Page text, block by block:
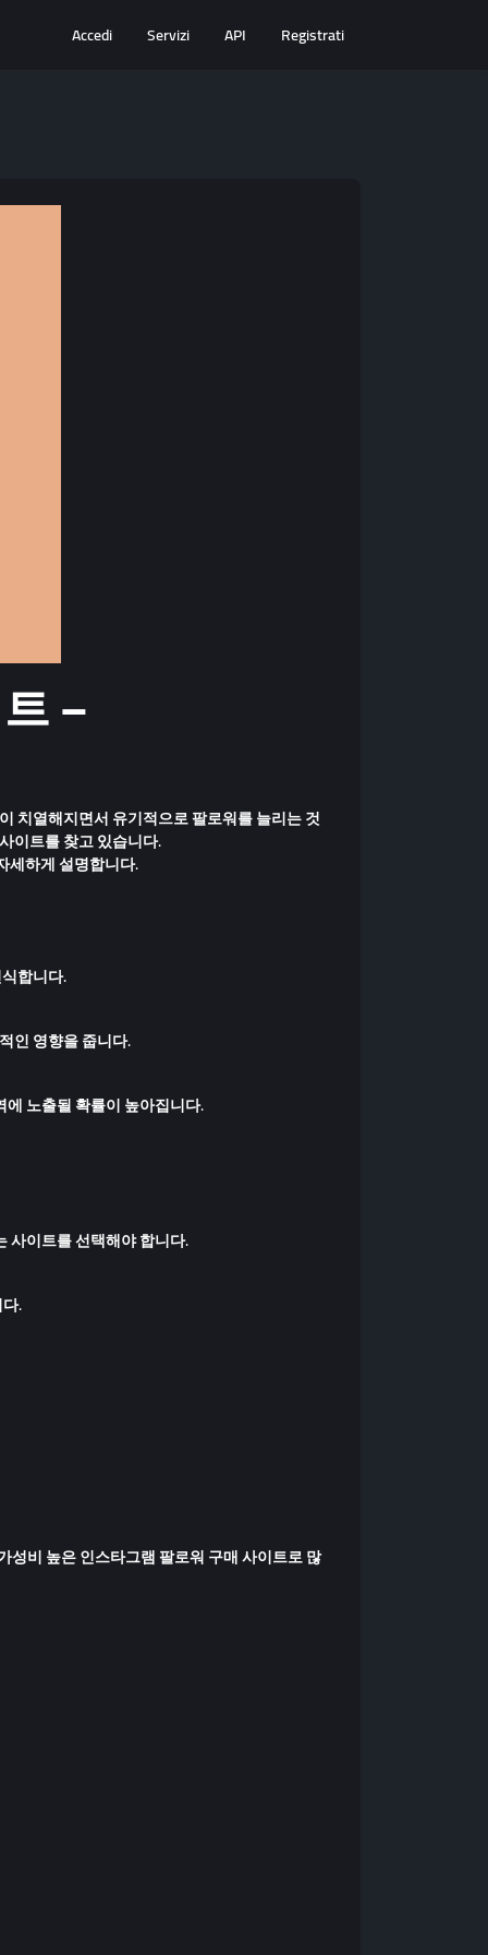
Accedi Servizi API Registrati
–
치열해지면서유기적으로 팔로워를 늘리는 것
이트를 찾고 있습니다.
세하게 설명합니다.
합니다.
인 영향을 줍니다.
노출될 확률이 높아집니다.
사이트를 선택해야 합니다.
.
성비 높은 인스타그램 팔로워 구매 사이트로 많